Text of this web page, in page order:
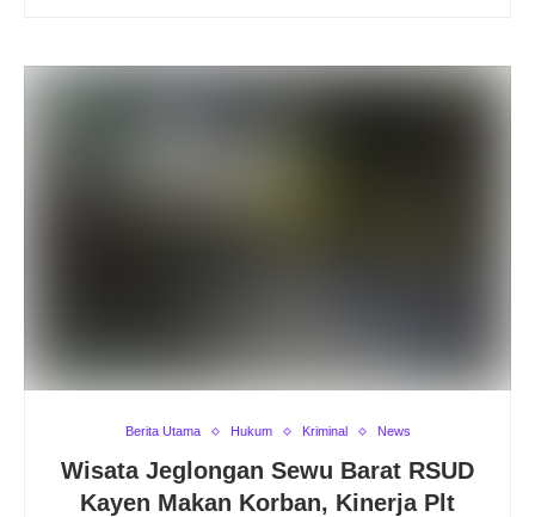
Berita Utama Hukum Kriminal News
Wisata Jeglongan Sewu Barat RSUD
Kayen Makan Korban, Kinerja Plt